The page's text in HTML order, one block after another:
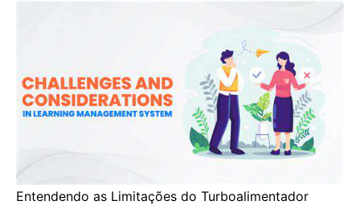
Entendendo as Limitações do Turboalimentador